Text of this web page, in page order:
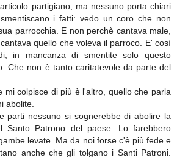
partigiano, ma nessuno porta chiari
i fatti: vedo un coro che non
parrocchia. E non perchè cantava male,
quello che voleva il parroco. E' così
in mancanza di smentite solo questo
Che non è tanto caritatevole da parte del
mi colpisce di più è l'altro, quello che parla
abolite.
parti nessuno si sognerebbe di abolire la
Santo Patrono del paese. Lo farebbero
levate. Ma da noi forse c'è più fede e
anche che gli tolgano i Santi Patroni.